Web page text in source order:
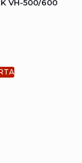
VH-500/600